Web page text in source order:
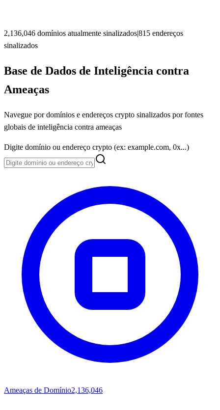
2,136,046 domínios atualmente sinalizados|815 endereços
sinalizados
Base de Dados de Inteligência contra
Ameaças
Navegue por domínios e endereços crypto sinalizados por fontes
globais de inteligência contra ameaças
Digite domínio ou endereço crypto (ex: example.com, 0x...)
Ameaças de Domínio2,136,046